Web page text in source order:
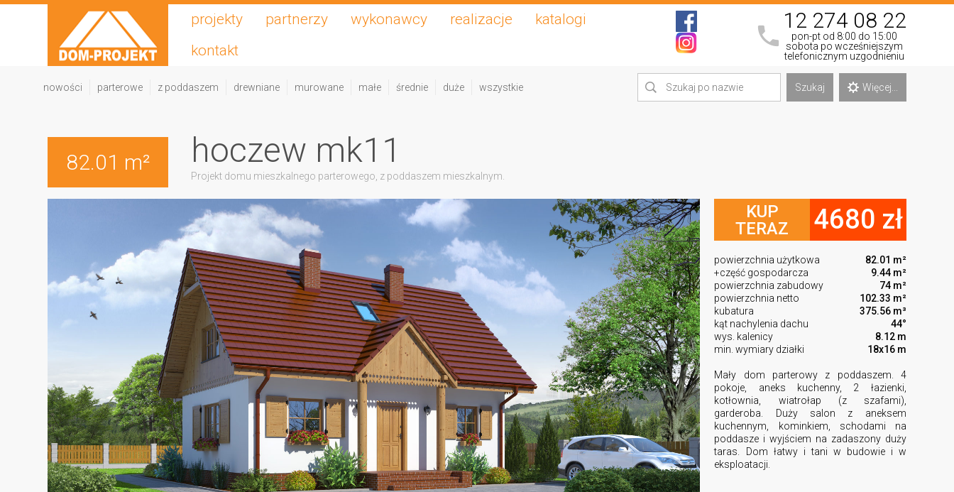
projekty partnerzy wykonawcy realizacje
katalogi
kontakt
12 274 08 22
pon-pt od 8:00 do 15:00
sobota po wcześniejszym
telefonicznym uzgodnieniu
nowości parterowe z poddaszem drewniane murowane małe średnie duże wszystkie Szukaj Więcej...
82.01 m² hoczew mk11
Projekt domu mieszkalnego parterowego, z poddaszem mieszkalnym.
KUP
TERAZ
4680 zł
powierzchnia użytkowa
82.01 m²
+część gospodarcza
9.44 m²
powierzchnia zabudowy
74 m²
powierzchnia netto
102.33 m²
kubatura
375.56 m³
kąt nachylenia dachu
44°
wys. kalenicy
8.12 m
min. wymiary działki
18x16 m
Mały dom parterowy z poddaszem. 4
pokoje, aneks kuchenny, 2 łazienki,
kotłownia, wiatrołap (z szafami),
garderoba. Duży salon z aneksem
kuchennym, kominkiem, schodami na
poddasze i wyjściem na zadaszony duży
taras. Dom łatwy i tani w budowie i w
eksploatacji.